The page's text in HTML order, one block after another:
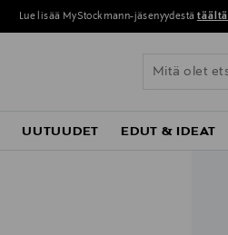
Lue lisää MyStockmann-jäsenyydestä täältä
UUTUUDET EDUT & IDEAT